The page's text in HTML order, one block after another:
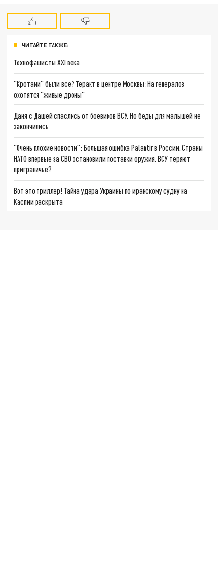
ЧИТАЙТЕ ТАКЖЕ:
Технофашисты XXI века
"Кротами" были все? Теракт в центре Москвы: На генералов
охотятся "живые дроны"
Даня с Дашей спаслись от боевиков ВСУ. Но беды для малышей не
закончились
"Очень плохие новости": Большая ошибка Palantir в России. Страны
НАТО впервые за СВО остановили поставки оружия. ВСУ теряют
приграничье?
Вот это триллер! Тайна удара Украины по иранскому судну на
Каспии раскрыта